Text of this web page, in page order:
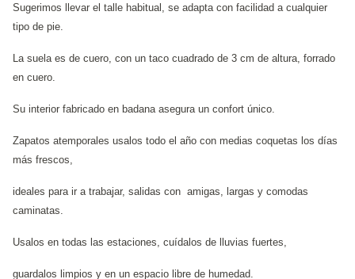
Sugerimos llevar el talle habitual, se adapta con facilidad a cualquier
tipo de pie.
La suela es de cuero, con un taco cuadrado de 3 cm de altura, forrado
en cuero.
Su interior fabricado en badana asegura un confort único.
Zapatos atemporales usalos todo el año con medias coquetas los días
más frescos,
ideales para ir a trabajar, salidas con amigas, largas y comodas
caminatas.
Usalos en todas las estaciones, cuídalos de lluvias fuertes,
guardalos limpios y en un espacio libre de humedad.